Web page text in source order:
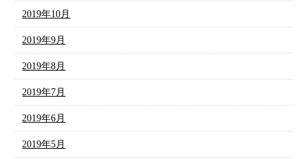
2019年10月
2019年9月
2019年8月
2019年7月
2019年6月
2019年5月